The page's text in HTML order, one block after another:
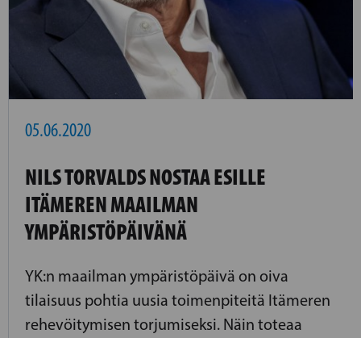
05.06.2020
NILS TORVALDS NOSTAA ESILLE
ITÄMEREN MAAILMAN
YMPÄRISTÖPÄIVÄNÄ
YK:n maailman ympäristöpäivä on oiva
tilaisuus pohtia uusia toimenpiteitä Itämeren
rehevöitymisen torjumiseksi. Näin toteaa